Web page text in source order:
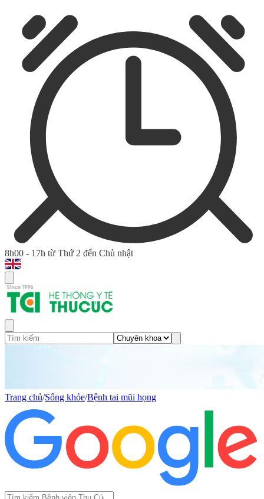
8h00 - 17h từ Thứ 2 đến Chủ nhật
Trang chủ/Sống khỏe/Bệnh tai mũi họng